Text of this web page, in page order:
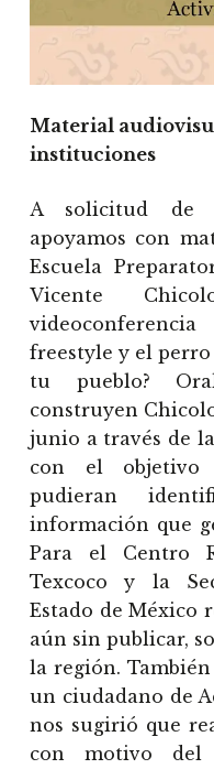
Material
instituciones
A solicitud de
apoyamos con
Escuela
Vicente
freestyle y el perro
tu pueblo?
construyen
junio a través de
con el objetivo
pudieran
información que
Para el Centro
Texcoco y la
Estado de México
aún sin publicar,
la región.
un ciudadano de
nos sugirió que
con motivo del